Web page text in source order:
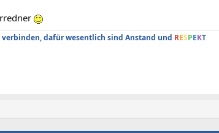
verbinden, dafür wesentlich sind Anstand und RESPEKT